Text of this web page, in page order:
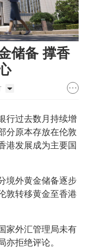
储备 撑香
行过去数月持续增
分原本存放在伦敦
港发展成为主要国
境外黄金储备逐步
敦转移黄金至香港
家外汇管理局未有
亦拒绝评论。